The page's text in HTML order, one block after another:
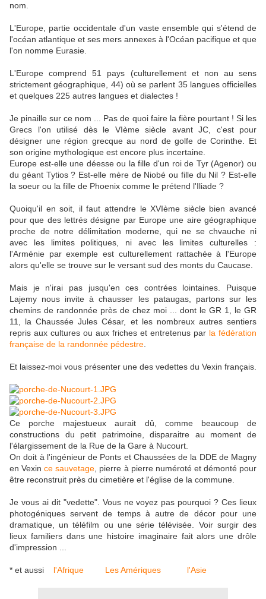
nom.
L'Europe, partie occidentale d'un vaste ensemble qui s'étend de
l'océan atlantique et ses mers annexes à l'Océan pacifique et que
l'on nomme Eurasie.
L'Europe comprend 51 pays (culturellement et non au sens
strictement géographique, 44) où se parlent 35 langues officielles
et quelques 225 autres langues et dialectes !
Je pinaille sur ce nom ... Pas de quoi faire la fière pourtant ! Si les
Grecs l'on utilisé dès le VIème siècle avant JC, c'est pour
désigner une région grecque au nord de golfe de Corinthe. Et
son origine mythologique est encore plus incertaine.
Europe est-elle une déesse ou la fille d'un roi de Tyr (Agenor) ou
du géant Tytios ? Est-elle mère de Niobé ou fille du Nil ? Est-elle
la soeur ou la fille de Phoenix comme le prétend l'Iliade ?
Quoiqu'il en soit, il faut attendre le XVIème siècle bien avancé
pour que des lettrés désigne par Europe une aire géographique
proche de notre délimitation moderne, qui ne se chvauche ni
avec les limites politiques, ni avec les limites culturelles :
l'Arménie par exemple est culturellement rattachée à l'Europe
alors qu'elle se trouve sur le versant sud des monts du Caucase.
Mais je n'irai pas jusqu'en ces contrées lointaines. Puisque
Lajemy nous invite à chausser les pataugas, partons sur les
chemins de randonnée près de chez moi ... dont le GR 1, le GR
11, la Chaussée Jules César, et les nombreux autres sentiers
repris aux cultures ou aux friches et entretenus par la fédération
française de la randonnée pédestre
Et laissez-moi vous présenter une des vedettes du Vexin français.
Ce porche majestueux aurait dû, comme beaucoup de
constructions du petit patrimoine, disparaitre au moment de
l'élargissement de la Rue de la Gare à Nucourt.
On doit à l'ingénieur de Ponts et Chaussées de la DDE de Magny
en Vexince sauvetage , pierre à pierre numéroté et démonté pour
être reconstruit près du cimetière et l'église de la commune.
Je vous ai dit "vedette". Vous ne voyez pas pourquoi ? Ces lieux
photogéniques servent de temps à autre de décor pour une
dramatique, un téléfilm ou une série télévisée. Voir surgir des
lieux familiers dans une histoire imaginaire fait alors une drôle
d'impression ...
* et aussi l'Afrique Les Amériques l'Asie